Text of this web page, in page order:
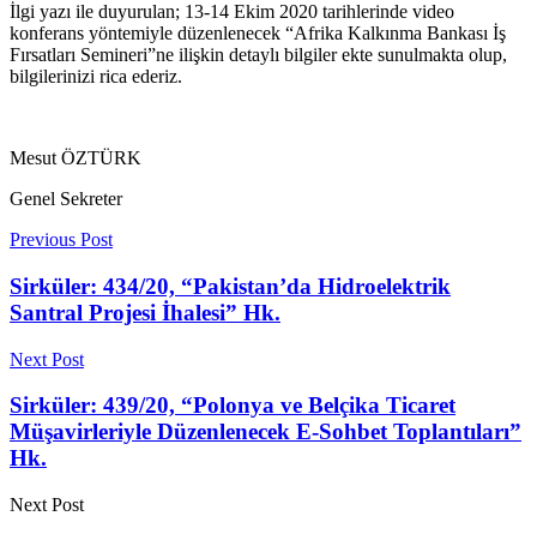
İlgi yazı ile duyurulan; 13-14 Ekim 2020 tarihlerinde video
konferans yöntemiyle düzenlenecek “Afrika Kalkınma Bankası İş
Fırsatları Semineri”ne ilişkin detaylı bilgiler ekte sunulmakta olup,
bilgilerinizi rica ederiz.
Mesut ÖZTÜRK
Genel Sekreter
Previous Post
Sirküler: 434/20, “Pakistan’da Hidroelektrik
Santral Projesi İhalesi” Hk.
Next Post
Sirküler: 439/20, “Polonya ve Belçika Ticaret
Müşavirleriyle Düzenlenecek E-Sohbet Toplantıları”
Hk.
Next Post